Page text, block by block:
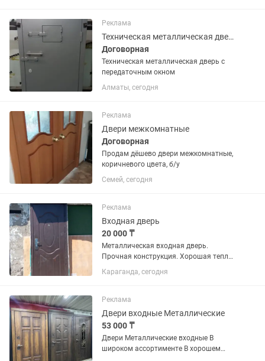
Реклама
Техническая металлическая дверь с передаточным окном
Договорная
Техническая металлическая дверь с
передаточным окном
Алматы, сегодня
Реклама
Двери межкомнатные
Договорная
Продам дёшево двери межкомнатные,
коричневого цвета, б/у
Семей, сегодня
Реклама
Входная дверь
20 000 ₸
Металлическая входная дверь.
Прочная конструкция. Хорошая тепло-
и шумоизоляция. Подойдет для
квартиры, дома или другого
Требуется замена замка (ключи
отсутствуют)....
Караганда, сегодня
Реклама
Двери входные Металлические
53 000 ₸
Двери Металлические входные В
широком ассортименте В хорошем